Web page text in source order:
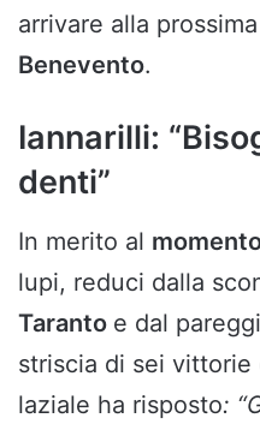
arrivare alla
Benevento.
Iannarilli:
denti”
In merito al
lupi, reduci dalla
Taranto e dal
striscia di sei
laziale ha risposto: